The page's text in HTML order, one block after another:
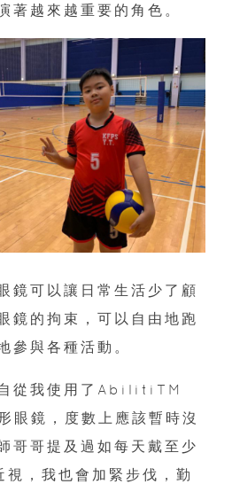
著越來越重要的角色。
鏡可以讓日常生活少了顧
鏡的拘束，可以自由地跑
地參與各種活動。
從我使用了AbilitiTM
眼鏡，度數上應該暫時沒
哥哥提及過如每天戴至少
，我也會加緊步伐，勤